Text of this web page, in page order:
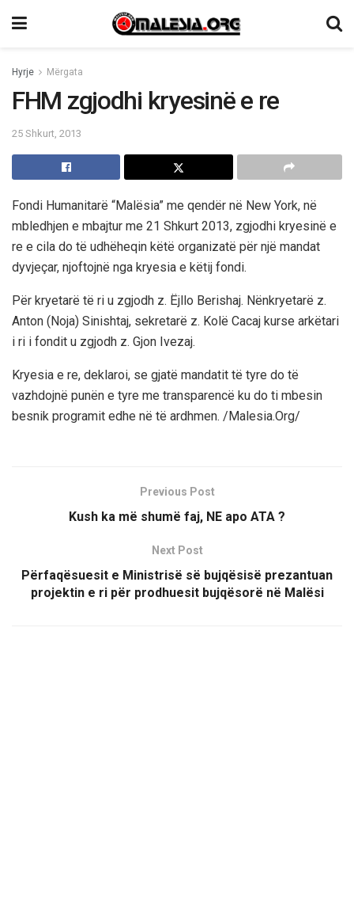
Hyrje Mërgata
FHM zgjodhi kryesinë e re
25 Shkurt, 2013
Fondi Humanitarë “Malësia” me qendër në New York, në
mbledhjen e mbajtur me 21 Shkurt 2013, zgjodhi kryesinë e
re e cila do të udhëheqin këtë organizatë për një mandat
dyvjeçar, njoftojnë nga kryesia e këtij fondi.
Për kryetarë të ri u zgjodh z. Ëjllo Berishaj. Nënkryetarë z.
Anton (Noja) Sinishtaj, sekretarë z. Kolë Cacaj kurse arkëtari
i ri i fondit u zgjodh z. Gjon Ivezaj.
Kryesia e re, deklaroi, se gjatë mandatit të tyre do të
vazhdojnë punën e tyre me transparencë ku do ti mbesin
besnik programit edhe në të ardhmen. /Malesia.Org/
Previous Post
Kush ka më shumë faj, NE apo ATA ?
Next Post
Përfaqësuesit e Ministrisë së bujqësisë prezantuan
projektin e ri për prodhuesit bujqësorë në Malësi